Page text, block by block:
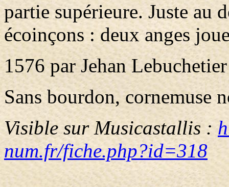
partie supérieure. Juste au
écoinçons : deux anges
1576 par Jehan Lebuchetier
Sans bourdon, cornemuse
Visible sur Musicastallis :
num.fr/fiche.php?id=318